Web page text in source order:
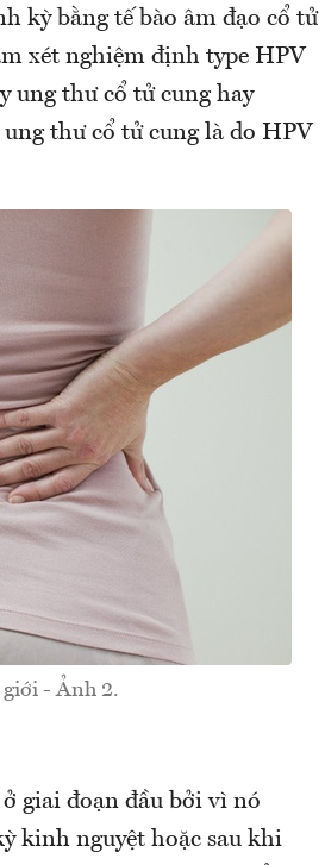
kỳ bằng tế bào âm đạo cổ tử
xét nghiệm định type HPV
ung thư cổ tử cung hay
thư cổ tử cung là do HPV
giới - Ảnh 2.
giai đoạn đầu bởi vì nó
kinh nguyệt hoặc sau khi